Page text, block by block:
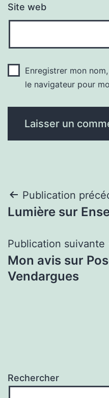
Site web
Enregistrer mon
le navigateur pour
Navigation
de
l’article
Publication
Lumière sur
Publication suivante
Mon avis sur
Vendargues
Rechercher